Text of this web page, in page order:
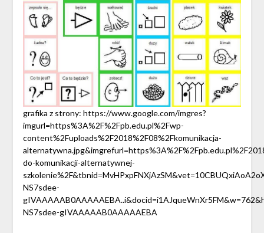
grafika z strony: https://www.google.com/imgres?
imgurl=https%3A%2F%2Fpb.edu.pl%2Fwp-
content%2Fuploads%2F2018%2F08%2Fkomunikacja-
do-komunikacji-alternatywnej-
NS7sdee-
NS7sdee-gIVAAAAAB0AAAAAEBA